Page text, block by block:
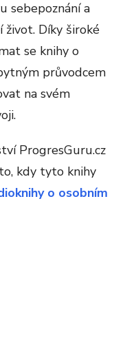
sebepoznání a
Díky široké
se knihy o
průvodcem
na svém
ProgresGuru.cz
kdy tyto knihy
o osobním